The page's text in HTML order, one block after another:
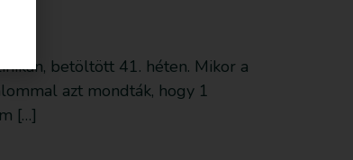
betöltött 41. héten. Mikor a
azt mondták, hogy 1
[…]